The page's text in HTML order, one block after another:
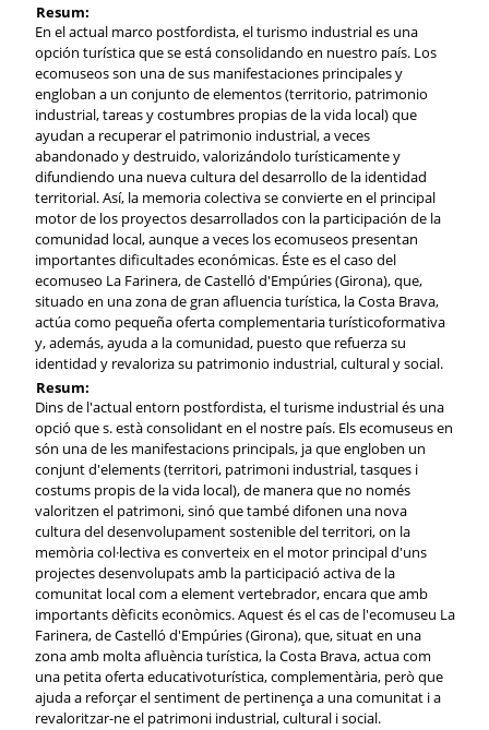
Resum:
En el actual marco postfordista, el turismo industrial es una
opción turística que se está consolidando en nuestro país. Los
ecomuseos son una de sus manifestaciones principales y
engloban a un conjunto de elementos (territorio, patrimonio
industrial, tareas y costumbres propias de la vida local) que
ayudan a recuperar el patrimonio industrial, a veces
abandonado y destruido, valorizándolo turísticamente y
difundiendo una nueva cultura del desarrollo de la identidad
territorial. Así, la memoria colectiva se convierte en el principal
motor de los proyectos desarrollados con la participación de la
comunidad local, aunque a veces los ecomuseos presentan
importantes dificultades económicas. Éste es el caso del
ecomuseo La Farinera, de Castelló d'Empúries (Girona), que,
situado en una zona de gran afluencia turística, la Costa Brava,
actúa como pequeña oferta complementaria turísticoformativa
y, además, ayuda a la comunidad, puesto que refuerza su
identidad y revaloriza su patrimonio industrial, cultural y social.
Resum:
Dins de l'actual entorn postfordista, el turisme industrial és una
opció que s. està consolidant en el nostre país. Els ecomuseus en
són una de les manifestacions principals, ja que engloben un
conjunt d'elements (territori, patrimoni industrial, tasques i
costums propis de la vida local), de manera que no només
valoritzen el patrimoni, sinó que també difonen una nova
cultura del desenvolupament sostenible del territori, on la
memòria col·lectiva es converteix en el motor principal d'uns
projectes desenvolupats amb la participació activa de la
comunitat local com a element vertebrador, encara que amb
importants dèficits econòmics. Aquest és el cas de l'ecomuseu La
Farinera, de Castelló d'Empúries (Girona), que, situat en una
zona amb molta afluència turística, la Costa Brava, actua com
una petita oferta educativoturística, complementària, però que
ajuda a reforçar el sentiment de pertinença a una comunitat i a
revaloritzar-ne el patrimoni industrial, cultural i social.